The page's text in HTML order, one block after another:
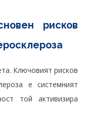
рисков
Ключовият рисков
е системният
той активизира